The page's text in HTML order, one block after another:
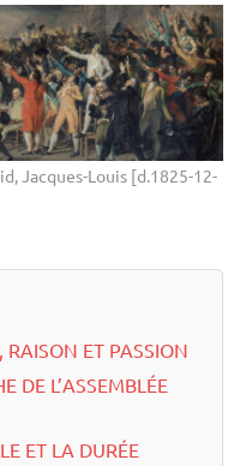
Jacques-Louis [d.1825-12-
RAISON ET PASSION
DE L’ASSEMBLÉE
ET LA DURÉE